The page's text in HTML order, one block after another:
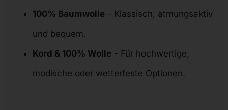
100% Baumwolle - Klassisch, atmungsaktiv
und bequem.
Kord & 100% Wolle - Für hochwertige,
modische oder wetterfeste Optionen.